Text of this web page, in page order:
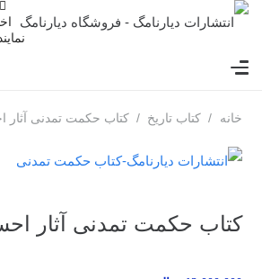
خانه / کتاب تاریخ / کتاب حکمت تمدنی آثار
کتاب حکمت تمدنی آثار